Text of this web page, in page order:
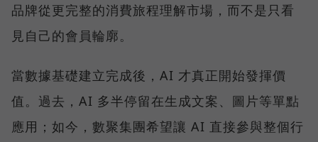
品牌從更完整的消費旅程理解市場，而不是只看
見自己的會員輪廓。
當數據基礎建立完成後，AI 才真正開始發揮價
值。過去，AI 多半停留在生成文案、圖片等單點
應用；如今，數聚集團希望讓 AI 直接參與整個行